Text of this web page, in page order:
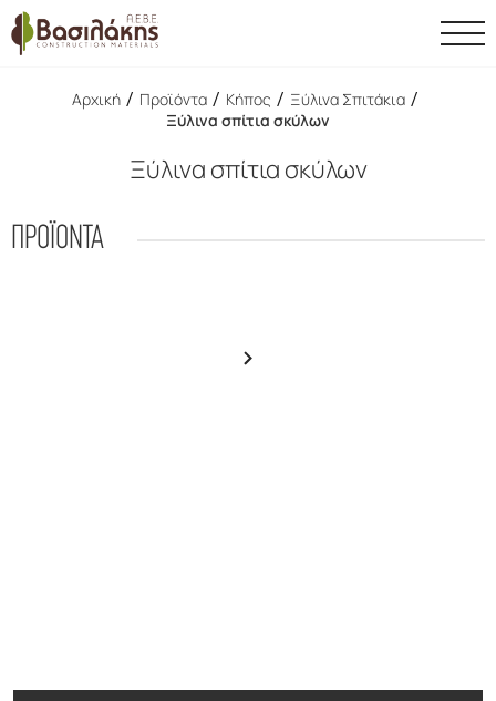
Αρχική / Προϊόντα / Κήπος / Ξύλινα Σπιτάκια /
Ξύλινα σπίτια σκύλων
Ξύλινα σπίτια σκύλων
ΠΡΟΪΟΝΤΑ